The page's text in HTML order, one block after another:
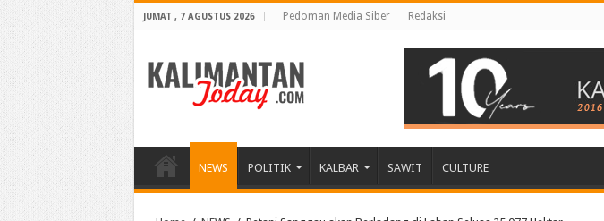
JUMAT , 7 AGUSTUS 2026 Pedoman Media Siber Redaksi
NEWS POLITIK KALBAR SAWIT CULTURE